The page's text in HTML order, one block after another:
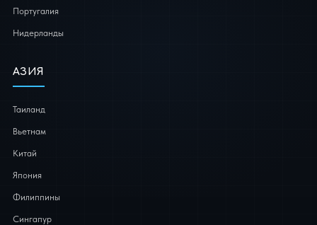
Португалия
Нидерланды
АЗИЯ
Таиланд
Вьетнам
Китай
Япония
Филиппины
Сингапур